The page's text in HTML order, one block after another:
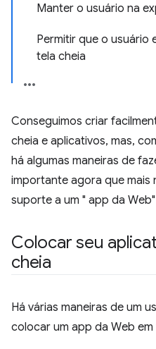
Manter o usuário na
Permitir que o usuário
tela cheia
Conseguimos criar
cheia e aplicativos, mas,
há algumas maneiras de
importante agora que mais
suporte a um " app da
Colocar seu
cheia
Há várias maneiras de um
colocar um app da Web em